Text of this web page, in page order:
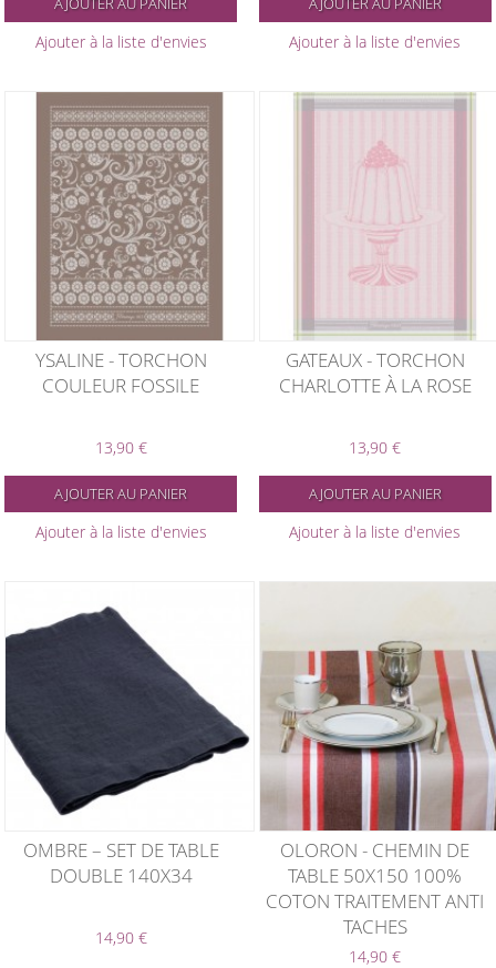
Ajouter à la liste d'envies Ajouter à la liste d'envies
YSALINE - TORCHON
COULEUR FOSSILE
13,90 €
AJOUTER AU PANIER
Ajouter à la liste d'envies
GATEAUX - TORCHON
CHARLOTTE À LA ROSE
13,90 €
AJOUTER AU PANIER
Ajouter à la liste d'envies
OMBRE – SET DE TABLE
DOUBLE 140X34
14,90 €
OLORON - CHEMIN DE
TABLE 50X150 100%
COTON TRAITEMENT ANTI
TACHES
14,90 €